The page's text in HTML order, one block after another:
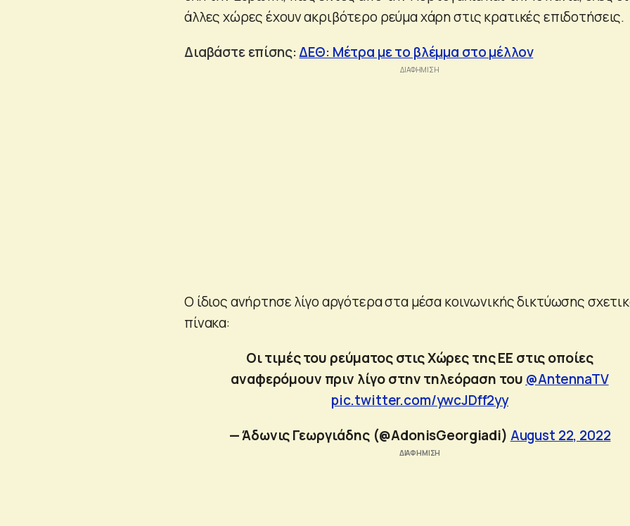
άλλες χώρες έχουν ακριβότερο ρεύμα χάρη στις κρατικές επιδοτήσεις.
Διαβάστε επίσης:ΔΕΘ: Mέτρα με το βλέμμα στο μέλλον
Ο ίδιος ανήρτησε λίγο αργότερα στα μέσα κοινωνικής δικτύωσης
πίνακα:
Οι τιμές του ρεύματος στις Χώρες της ΕΕ στις οποίες
αναφερόμουν πριν λίγο στην τηλεόραση του ⁦ @AntennaTV
pic.twitter.com/ywcJDff2yy
— Άδωνις Γεωργιάδης (@AdonisGeorgiadi) August 22, 2022